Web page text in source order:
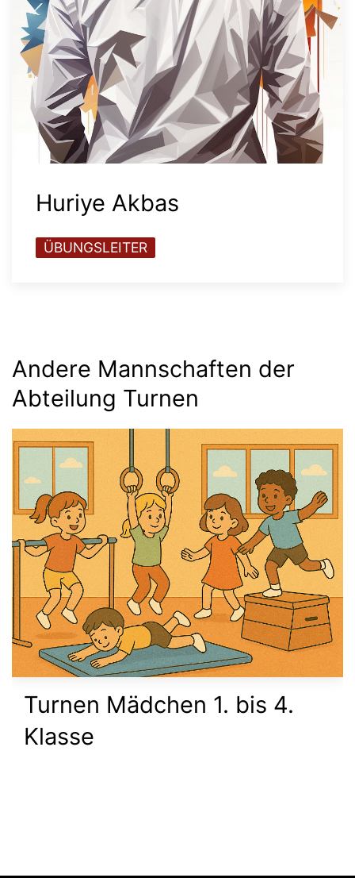
Huriye Akbas
ÜBUNGSLEITER
Andere Mannschaften der
Abteilung Turnen
Turnen Mädchen 1. bis 4.
Klasse